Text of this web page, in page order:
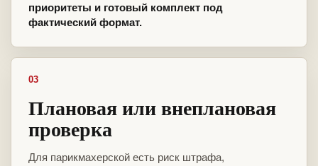
приоритеты и готовый комплект под
фактический формат.
03
Плановая или внеплановая
проверка
Для парикмахерской есть риск штрафа,